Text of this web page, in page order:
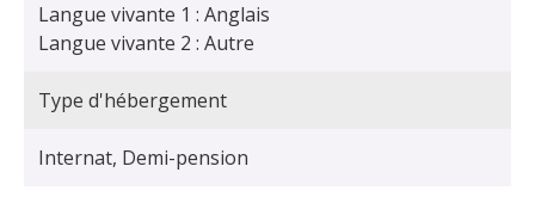
Langue vivante 1 : Anglais
Langue vivante 2 : Autre
Type d'hébergement
Internat, Demi-pension